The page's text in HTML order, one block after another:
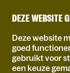
DEZE WEBSITE
Deze website
goed
gebruikt voor
een keuze